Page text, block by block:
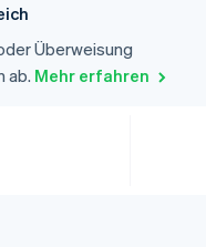
Überweisung
ab. Mehr erfahren